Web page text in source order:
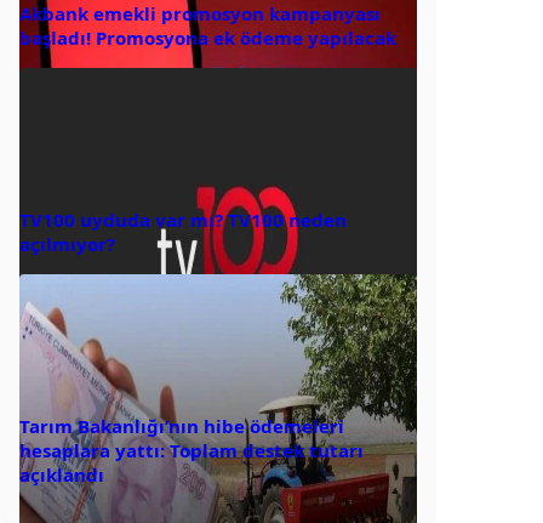
Akbank emekli promosyon kampanyası
başladı! Promosyona ek ödeme yapılacak
TV100 uyduda var mı? TV100 neden
açılmıyor?
Tarım Bakanlığı’nın hibe ödemeleri
hesaplara yattı: Toplam destek tutarı
açıklandı